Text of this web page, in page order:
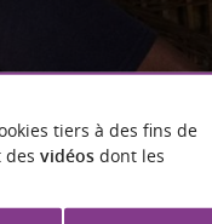
tiers à des fins de
des vidéosdont les